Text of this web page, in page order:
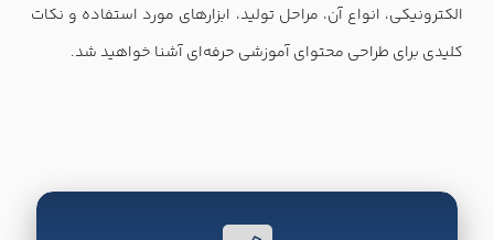
الکترونیکی، انواع آن، مراحل تولید، ابزارهای مورد استفاده و نکات
کلیدی برای طراحی محتوای آموزشی حرفه‌ای آشنا خواهید شد.